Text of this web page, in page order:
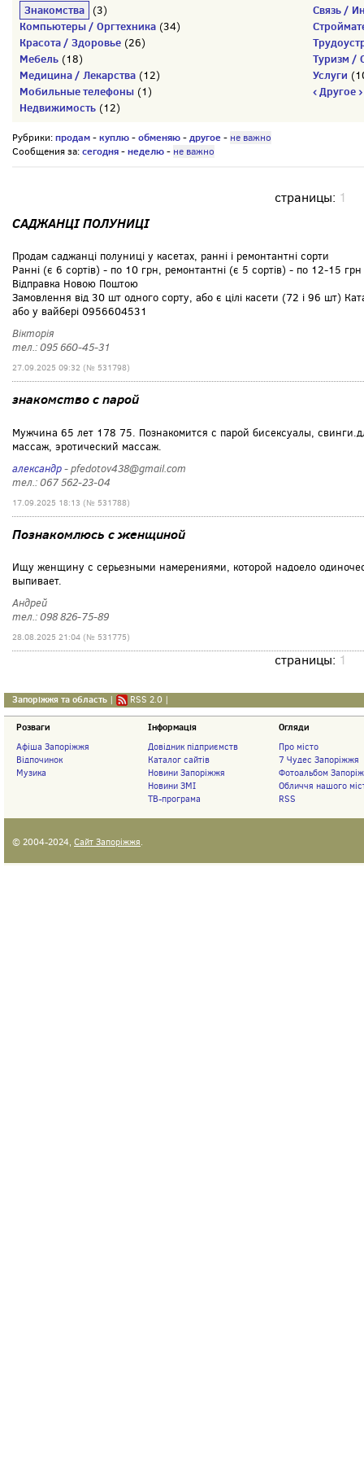
Знакомства (3)
Компьютеры / Оргтехника (34)
Красота / Здоровье (26)
Мебель (18)
Медицина / Лекарства (12)
Мобильные телефоны (1)
Недвижимость (12)
Связь /
Туризм /
Услуги
‹ Другое ›
Рубрики:продам-куплю-обменяю-другое- не важно
Сообщения за:сегодня-неделю- не важно
страницы: 1
САДЖАНЦІ ПОЛУНИЦІ
Продам саджанці полуниці у касетах, ранні і ремонтантні сорти
Ранні (є 6 сортів) - по 10 грн, ремонтантні (є 5 сортів) - по 12-15 грн
Відправка Новою Поштою
Замовлення від 30 шт одного сорту, або є цілі касети (72 і 96 шт)
або у вайбері 0956604531
Вікторія
тел.: 095 660-45-31
27.09.2025 09:32 (№ 531798)
знакомство с парой
Мужчина 65 лет 178 75. Познакомится с парой бисексуалы,
массаж, эротический массаж.
александр- pfedotov438@gmail.com
тел.: 067 562-23-04
17.09.2025 18:13 (№ 531788)
Познакомлюсь с женщиной
Ищу женщину с серьезными намерениями, которой надоело
выпивает.
Андрей
тел.: 098 826-75-89
28.08.2025 21:04 (№ 531775)
страницы: 1
Запоріжжя та область | RSS 2.0 |
Розваги
Афіша Запоріжжя
Відпочинок
Музика
Інформація
Довідник підприємств
Каталог сайтів
Новини Запоріжжя
Новини ЗМІ
ТВ-програма
Огляди
Про місто
7 Чудес Запоріжжя
Фотоальбом
Обличчя нашого
RSS
© 2004-2024, Сайт Запоріжжя.